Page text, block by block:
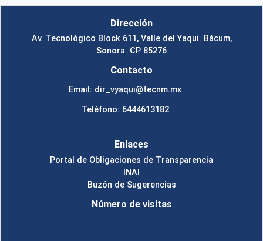
Dirección
Av. Tecnológico Block 611, Valle del Yaqui. Bácum,
Sonora. CP 85276
Contacto
Email: dir_vyaqui@tecnm.mx
Teléfono: 6444613182
Enlaces
Portal de Obligaciones de Transparencia
INAI
Buzón de Sugerencias
Número de visitas